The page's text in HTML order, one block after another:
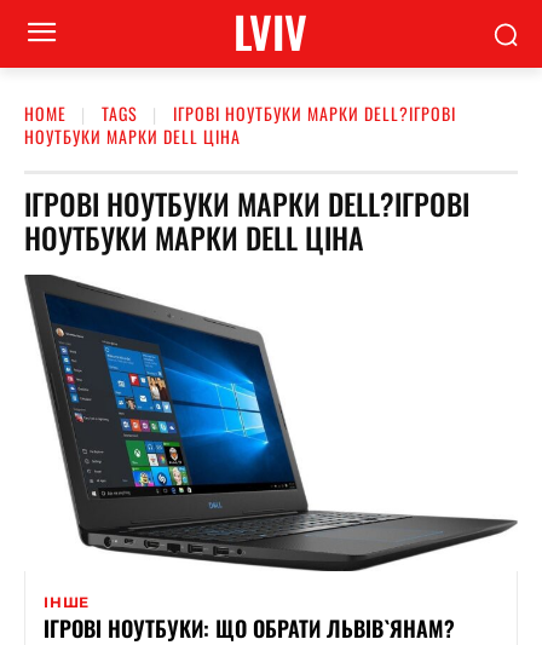
LVIV
HOME TAGS
ІГРОВІ НОУТБУКИ МАРКИ DELL?ІГРОВІ
НОУТБУКИ МАРКИ DELL ЦІНА
ІГРОВІ НОУТБУКИ МАРКИ DELL?ІГРОВІ
НОУТБУКИ МАРКИ DELL ЦІНА
ІНШЕ
ІГРОВІ НОУТБУКИ: ЩО ОБРАТИ ЛЬВІВ`ЯНАМ?